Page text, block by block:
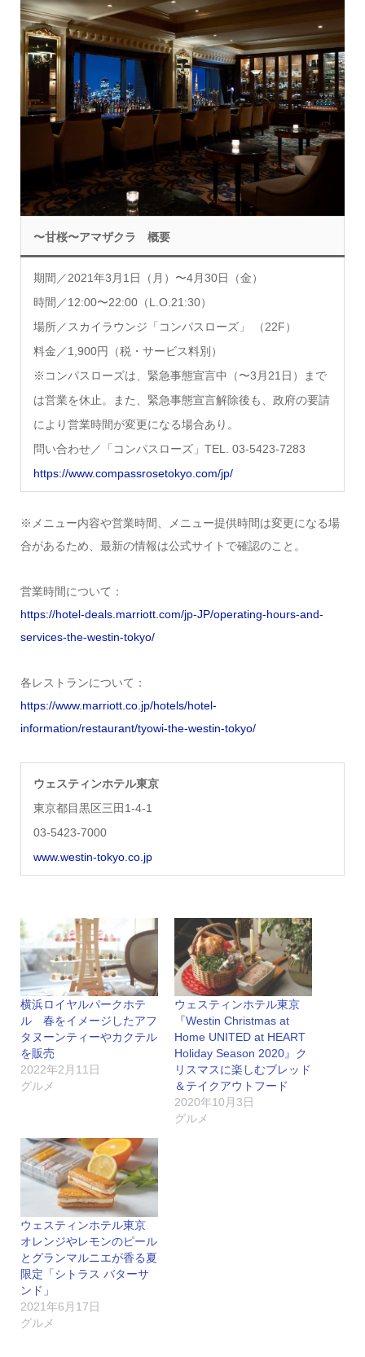
〜甘桜〜アマザクラ 概要
期間／2021年3月1日（月）〜4月30日（金）
時間／12:00〜22:00（L.O.21:30）
場所／スカイラウンジ「コンパスローズ」 （22F）
料金／1,900円（税・サービス料別）
※コンパスローズは、緊急事態宣言中（〜3月21日）まで
は営業を休止。また、緊急事態宣言解除後も、政府の要請
により営業時間が変更になる場合あり。
問い合わせ／「コンパスローズ」TEL. 03-5423-7283
https://www.compassrosetokyo.com/jp/
※メニュー内容や営業時間、メニュー提供時間は変更になる場
合があるため、最新の情報は公式サイトで確認のこと。
営業時間について：
https://hotel-deals.marriott.com/jp-JP/operating-hours-and-
services-the-westin-tokyo/
各レストランについて：
https://www.marriott.co.jp/hotels/hotel-
information/restaurant/tyowi-the-westin-tokyo/
ウェスティンホテル東京
東京都目黒区三田1-4-1
03-5423-7000
www.westin-tokyo.co.jp
横浜ロイヤルパークホテ
ル 春をイメージしたアフ
タヌーンティーやカクテル
を販売
2022年2月11日
グルメ
ウェスティンホテル東京
『Westin Christmas at
Home UNITED at HEART
Holiday Season 2020』ク
リスマスに楽しむブレッド
＆テイクアウトフード
2020年10月3日
グルメ
ウェスティンホテル東京
オレンジやレモンのピール
とグランマルニエが香る夏
限定「シトラス バターサ
ンド」
2021年6月17日
グルメ